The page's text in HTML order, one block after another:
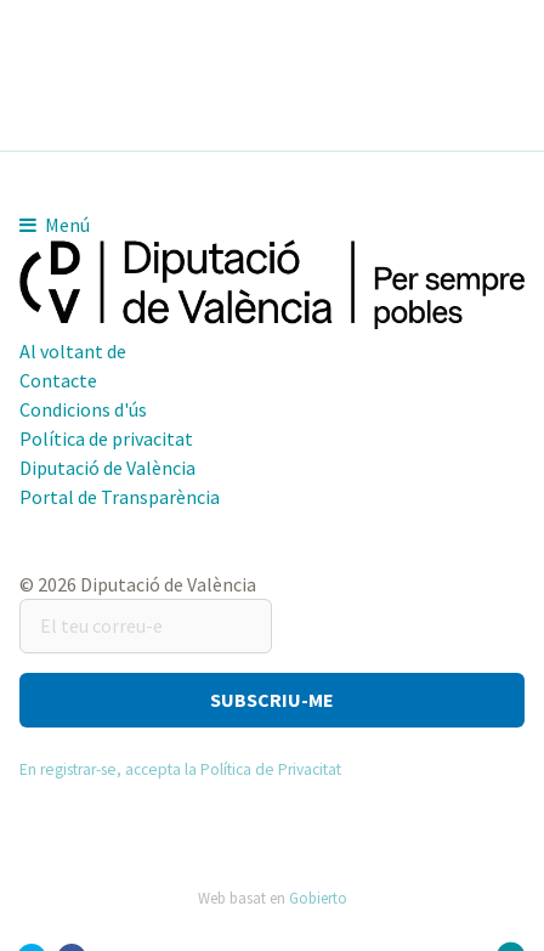
Menú
Al voltant de
Contacte
Condicions d'ús
Política de privacitat
Diputació de València
Portal de Transparència
© 2026 Diputació de València
El
teu
correu-
En registrar-se, accepta la Política de Privacitat
Web basat en Gobierto